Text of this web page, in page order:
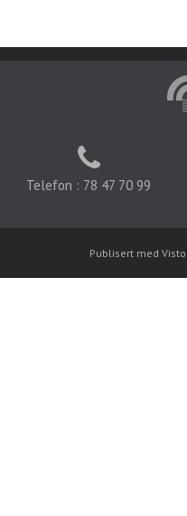
Telefon : 78 47 70 99
Publisert med Visto